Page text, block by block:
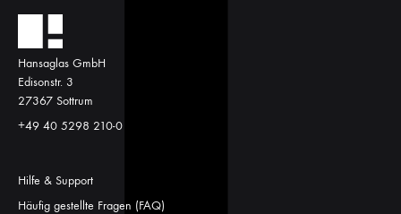
Hansaglas GmbH
Edisonstr. 3
27367 Sottrum
+49 40 5298 210-0
Hilfe & Support
Häufig gestellte Fragen (FAQ)